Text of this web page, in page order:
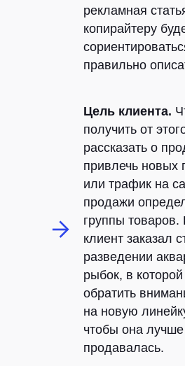
рекламная
копирайтеру
правильно
Цель клиента.
получить от
рассказать о
привлечь новых
или трафик на
продажи
группы
клиент заказал
разведении
рыбок, в
обратить
на новую
чтобы она лучше
продавалась.